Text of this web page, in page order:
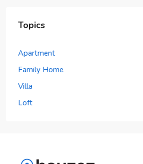
Topics
Apartment
Family Home
Villa
Loft